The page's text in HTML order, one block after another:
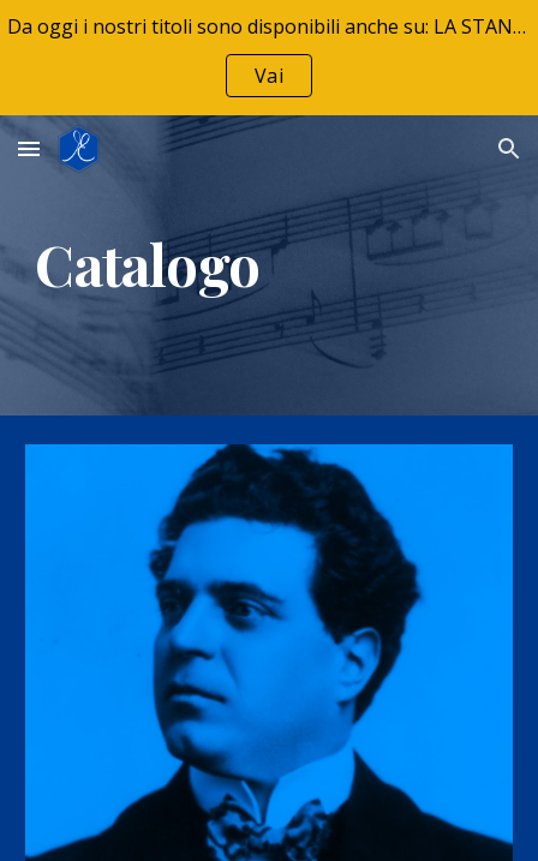
Skip to main content
Da oggi i nostri titoli sono disponibili anche su: LA STANZA DELLA MUSICA - La tua libreria musicale
Vai
Catalogo